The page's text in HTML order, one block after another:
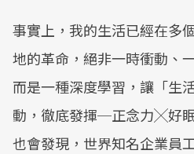
事實上，我的生活已經在多
地的革命，絕非一時衝動、
而是一種深度學習，讓「生
動，徹底發揮─正念力╳好
也會發現，世界知名企業員